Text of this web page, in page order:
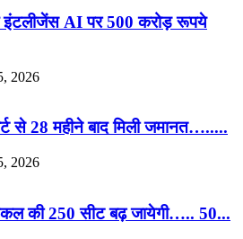
इंटलीजेंस AI पर 500 करोड़ रूपये
2026
से 28 महीने बाद मिली जमानत….....
2026
की 250 सीट बढ़ जायेगी….. 50...